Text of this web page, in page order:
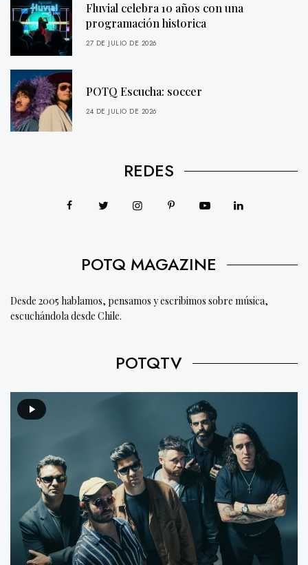
Fluvial celebra 10 años con una
programación historica
27 DE JULIO DE 2026
POTQ Escucha: soccer
24 DE JULIO DE 2026
REDES
POTQ MAGAZINE
Desde 2005 hablamos, pensamos y escribimos sobre música,
escuchándola desde Chile.
POTQTV